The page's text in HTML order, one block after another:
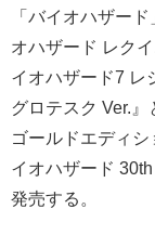
「バイオハザー
オハザード レク
イオハザード7 レ
グロテスク Ver.
ゴールドエディ
イオハザード
発売する。